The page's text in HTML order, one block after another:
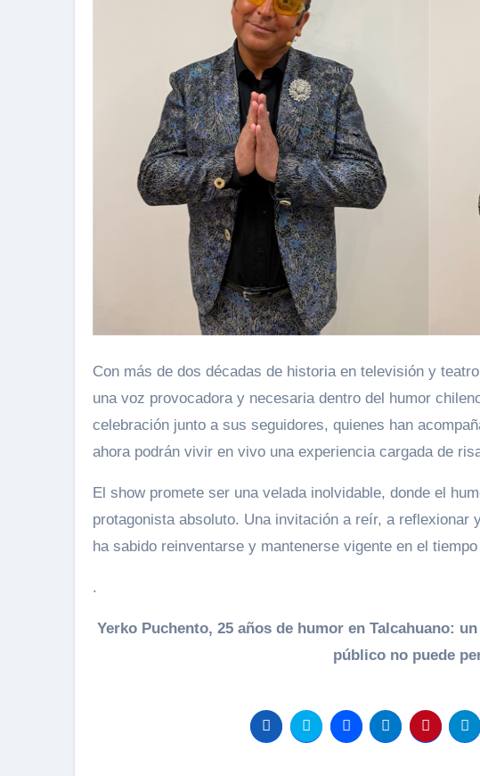
Con más de dos décadas de historia en televisión y
una voz provocadora y necesaria dentro del humor
celebración junto a sus seguidores, quienes han
ahora podrán vivir en vivo una experiencia cargada de
El show promete ser una velada inolvidable, donde el
protagonista absoluto. Una invitación a reír, a reflexionar
ha sabido reinventarse y mantenerse vigente en el tiempo
.
Yerko Puchento, 25 años de humor en Talcahuano:
público no puede